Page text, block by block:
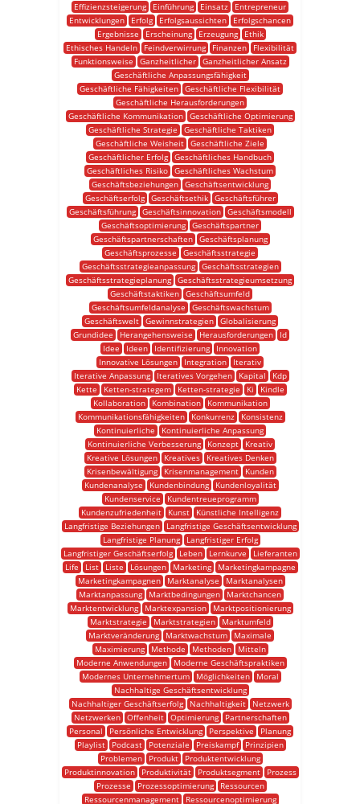
Effizienzsteigerung
Einführung Einsatz
Entrepreneur
Entwicklungen
Erfolg Erfolgsaussichten
Erfolgschancen
Ergebnisse
Erscheinung Erzeugung
Ethik
Ethisches Handeln
Feindverwirrung Finanzen
Flexibilität
Funktionsweise
Ganzheitlicher
Ganzheitlicher Ansatz
Geschäftliche Anpassungsfähigkeit
Geschäftliche Fähigkeiten Geschäftliche Flexibilität
Geschäftliche Herausforderungen
Geschäftliche Kommunikation
Geschäftliche Optimierung
Geschäftliche Strategie
Geschäftliche Taktiken
Geschäftliche Weisheit Geschäftliche Ziele
Geschäftlicher Erfolg Geschäftliches Handbuch
Geschäftliches Risiko Geschäftliches Wachstum
Geschäftsbeziehungen Geschäftsentwicklung
Geschäftserfolg
Geschäftsethik
Geschäftsführer
Geschäftsführung
Geschäftsinnovation
Geschäftsmodell
Geschäftsoptimierung Geschäftspartner
Geschäftspartnerschaften
Geschäftsplanung
Geschäftsprozesse
Geschäftsstrategie
Geschäftsstrategieanpassung
Geschäftsstrategien
Geschäftsstrategieplanung Geschäftsstrategieumsetzung
Geschäftstaktiken Geschäftsumfeld
Geschäftsumfeldanalyse
Geschäftswachstum
Geschäftswelt Gewinnstrategien Globalisierung
Grundidee
Herangehensweise Herausforderungen
Id
Idee
Ideen Identifizierung
Innovation
Innovative Lösungen
Integration
Iterativ
Iterative Anpassung
Iteratives Vorgehen Kapital
Kdp
Kette
Ketten-strategem Ketten-strategie Ki
Kindle
Kollaboration
Kombination
Kommunikation
Kommunikationsfähigkeiten
Konkurrenz
Konsistenz
Kontinuierliche
Kontinuierliche Anpassung
Kontinuierliche Verbesserung
Konzept
Kreativ
Kreative Lösungen
Kreatives
Kreatives Denken
Krisenbewältigung
Krisenmanagement
Kunden
Kundenanalyse
Kundenbindung
Kundenloyalität
Kundenservice
Kundentreueprogramm
Kundenzufriedenheit
Kunst
Künstliche Intelligenz
Langfristige Beziehungen
Langfristige Geschäftsentwicklung
Langfristige Planung
Langfristiger Erfolg
Langfristiger Geschäftserfolg
Leben Lernkurve
Lieferanten
Life
List Liste Lösungen Marketing
Marketingkampagne
Marketingkampagnen
Marktanalyse
Marktanalysen
Marktanpassung
Marktbedingungen
Marktchancen
Marktentwicklung
Marktexpansion
Marktpositionierung
Marktstrategie
Marktstrategien
Marktumfeld
Marktveränderung
Marktwachstum
Maximale
Maximierung
Methode Methoden
Mitteln
Moderne Anwendungen
Moderne Geschäftspraktiken
Modernes Unternehmertum
Möglichkeiten
Moral
Nachhaltige Geschäftsentwicklung
Nachhaltiger Geschäftserfolg
Nachhaltigkeit
Netzwerk
Netzwerken
Offenheit Optimierung
Partnerschaften
Personal
Persönliche Entwicklung Perspektive
Planung
Playlist
Podcast Potenziale Preiskampf
Prinzipien
Problemen
Produkt
Produktentwicklung
Produktinnovation
Produktivität Produktsegment
Prozess
Prozesse
Prozessoptimierung
Ressourcen
Ressourcenmanagement
Ressourcenoptimierung